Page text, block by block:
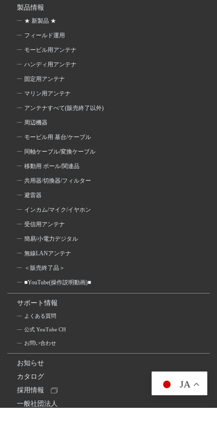
製品情報
★ 新製品 ★
フィールド運用
モービル用アンテナ
ハンディ用アンテナ
固定用アンテナ
マリン用アンテナ
アンテナすべて(販売終了以外)
周辺機器
モービル用 基台/ケーブル
同軸ケーブル/変換ケーブル
移動用 ポール/関連品
共用器/切換器/フィルター
避雷器
インカム/マイク/イヤホン
受信用アンテナ
簡易/小電力デジタル
無線LANアンテナ
＜販売終了品＞
■YouTube(操作説明動画)■
サポート情報
よくある質問
公式 YouTube CH
お問い合わせ
お知らせ
カタログ
採用情報
一般社団法人
JA